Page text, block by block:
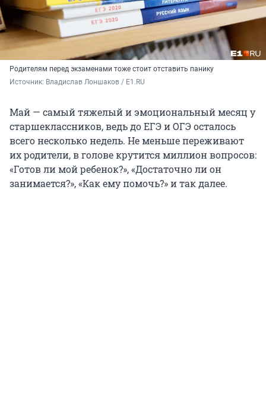
Родителям перед экзаменами тоже стоит отставить панику
Источник: Владислав Лоншаков / E1.RU
Май — самый тяжелый и эмоциональный месяц у
старшеклассников, ведь до ЕГЭ и ОГЭ осталось
всего несколько недель. Не меньше переживают
их родители, в голове крутится миллион вопросов:
«Готов ли мой ребенок?», «Достаточно ли он
занимается?», «Как ему помочь?» и так далее.